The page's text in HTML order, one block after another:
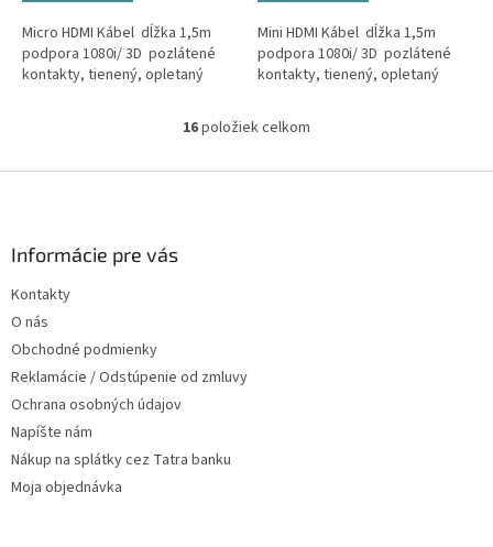
Micro HDMI Kábel dĺžka 1,5m
podpora 1080i/ 3D pozlátené
kontakty, tienený, opletaný
Mini HDMI Kábel dĺžka 1,5m
podpora 1080i/ 3D pozlátené
kontakty, tienený, opletaný
O
l
k
16položiek celkom
Informácie pre vás
Kontakty
O nás
Obchodné podmienky
Reklamácie / Odstúpenie od zmluvy
Ochrana osobných údajov
Napíšte nám
Nákup na splátky cez Tatra banku
Moja objednávka